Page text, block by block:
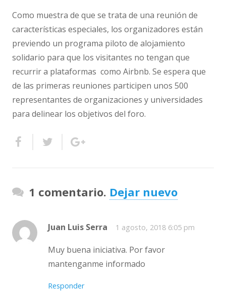
Como muestra de que se trata de una reunión de
características especiales, los organizadores están
previendo un programa piloto de alojamiento
solidario para que los visitantes no tengan que
recurrir a plataformas como Airbnb. Se espera que
de las primeras reuniones participen unos 500
representantes de organizaciones y universidades
para delinear los objetivos del foro.
1 comentario. Dejar nuevo
Juan Luis Serra 1 agosto, 2018 6:05 pm
Muy buena iniciativa. Por favor
mantenganme informado
Responder